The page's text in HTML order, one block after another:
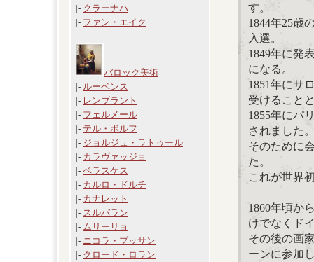
|- クラーナハ
|- ファン・エイク
バロック美術
|- ルーベンス
|- レンブラント
|- フェルメール
|- テル・ボルフ
|- ジョルジュ・ラトゥール
|- カラヴァッジョ
|- ベラスケス
|- カルロ・ドルチ
|- カナレット
|- スルバラン
|- ムリーリョ
|- ニコラ・プッサン
|- クロード・ロラン
す。
1844年25歳
入選。
1849年に発
になる。
1851年にサ
受けること
1855年にパ
されました
そのために
た。
これが世界
1860年頃か
けでなくド
その後の画
ーンに参加